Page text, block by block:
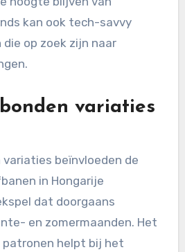
kan ook tech-savvy
op zoek zijn naar
variaties
beïnvloeden de
in Hongarije
dat doorgaans
en zomermaanden. Het
patronen helpt bij het